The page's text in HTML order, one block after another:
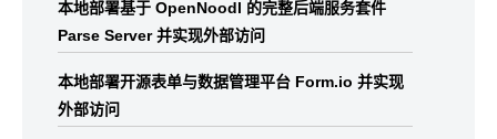
本地部署基于 OpenNoodl 的完整后端服务套件
Parse Server 并实现外部访问
本地部署开源表单与数据管理平台 Form.io 并实现
外部访问